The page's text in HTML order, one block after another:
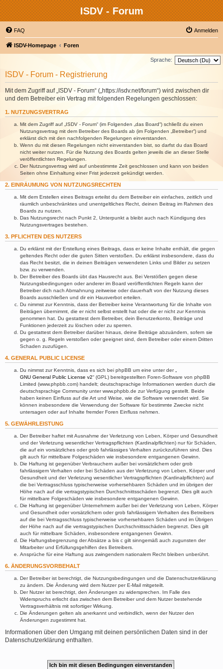
ISDV - Forum
FAQ Anmelden
ISDV-Homepage Foren
Sprache:
ISDV - Forum - Registrierung
Mit dem Zugriff auf „ISDV - Forum“ („https://isdv.net/forum“) wird zwischen dir
und dem Betreiber ein Vertrag mit folgenden Regelungen geschlossen:
1. NUTZUNGSVERTRAG
Mit dem Zugriff auf „ISDV - Forum“ (im Folgenden „das Board“) schließt du einen
Nutzungsvertrag mit dem Betreiber des Boards ab (im Folgenden „Betreiber“) und
erklärst dich mit den nachfolgenden Regelungen einverstanden.
Wenn du mit diesen Regelungen nicht einverstanden bist, so darfst du das Board
nicht weiter nutzen. Für die Nutzung des Boards gelten jeweils die an dieser Stelle
veröffentlichten Regelungen.
Der Nutzungsvertrag wird auf unbestimmte Zeit geschlossen und kann von beiden
Seiten ohne Einhaltung einer Frist jederzeit gekündigt werden.
2. EINRÄUMUNG VON NUTZUNGSRECHTEN
Mit dem Erstellen eines Beitrags erteilst du dem Betreiber ein einfaches, zeitlich und
räumlich unbeschränktes und unentgeltliches Recht, deinen Beitrag im Rahmen des
Boards zu nutzen.
Das Nutzungsrecht nach Punkt 2, Unterpunkt a bleibt auch nach Kündigung des
Nutzungsvertrages bestehen.
3. PFLICHTEN DES NUTZERS
Du erklärst mit der Erstellung eines Beitrags, dass er keine Inhalte enthält, die gegen
geltendes Recht oder die guten Sitten verstoßen. Du erklärst insbesondere, dass du
das Recht besitzt, die in deinen Beiträgen verwendeten Links und Bilder zu setzen
bzw. zu verwenden.
Der Betreiber des Boards übt das Hausrecht aus. Bei Verstößen gegen diese
Nutzungsbedingungen oder anderer im Board veröffentlichten Regeln kann der
Betreiber dich nach Abmahnung zeitweise oder dauerhaft von der Nutzung dieses
Boards ausschließen und dir ein Hausverbot erteilen.
Du nimmst zur Kenntnis, dass der Betreiber keine Verantwortung für die Inhalte von
Beiträgen übernimmt, die er nicht selbst erstellt hat oder die er nicht zur Kenntnis
genommen hat. Du gestattest dem Betreiber, dein Benutzerkonto, Beiträge und
Funktionen jederzeit zu löschen oder zu sperren.
Du gestattest dem Betreiber darüber hinaus, deine Beiträge abzuändern, sofern sie
gegen o. g. Regeln verstoßen oder geeignet sind, dem Betreiber oder einem Dritten
Schaden zuzufügen.
4. GENERAL PUBLIC LICENSE
Du nimmst zur Kenntnis, dass es sich bei phpBB um eine unter der „
GNU General Public License v2“ (GPL) bereitgestellten Foren-Software von phpBB
Limited (www.phpbb.com) handelt; deutschsprachige Informationen werden durch die
deutschsprachige Community unter www.phpbb.de zur Verfügung gestellt. Beide
haben keinen Einfluss auf die Art und Weise, wie die Software verwendet wird. Sie
können insbesondere die Verwendung der Software für bestimmte Zwecke nicht
untersagen oder auf Inhalte fremder Foren Einfluss nehmen.
5. GEWÄHRLEISTUNG
Der Betreiber haftet mit Ausnahme der Verletzung von Leben, Körper und Gesundheit
und der Verletzung wesentlicher Vertragspflichten (Kardinalpflichten) nur für Schäden,
die auf ein vorsätzliches oder grob fahrlässiges Verhalten zurückzuführen sind. Dies
gilt auch für mittelbare Folgeschäden wie insbesondere entgangenen Gewinn.
Die Haftung ist gegenüber Verbrauchern außer bei vorsätzlichem oder grob
fahrlässigem Verhalten oder bei Schäden aus der Verletzung von Leben, Körper und
Gesundheit und der Verletzung wesentlicher Vertragspflichten (Kardinalpflichten) auf
die bei Vertragsschluss typischerweise vorhersehbaren Schäden und im übrigen der
Höhe nach auf die vertragstypischen Durchschnittsschäden begrenzt. Dies gilt auch
für mittelbare Folgeschäden wie insbesondere entgangenen Gewinn.
Die Haftung ist gegenüber Unternehmern außer bei der Verletzung von Leben, Körper
und Gesundheit oder vorsätzlichem oder grob fahrlässigem Verhalten des Betreibers
auf die bei Vertragsschluss typischerweise vorhersehbaren Schäden und im Übrigen
der Höhe nach auf die vertragstypischen Durchschnittsschäden begrenzt. Dies gilt
auch für mittelbare Schäden, insbesondere entgangenen Gewinn.
Die Haftungsbegrenzung der Absätze a bis c gilt sinngemäß auch zugunsten der
Mitarbeiter und Erfüllungsgehilfen des Betreibers.
Ansprüche für eine Haftung aus zwingendem nationalem Recht bleiben unberührt.
6. ÄNDERUNGSVORBEHALT
Der Betreiber ist berechtigt, die Nutzungsbedingungen und die Datenschutzerklärung
zu ändern. Die Änderung wird dem Nutzer per E-Mail mitgeteilt.
Der Nutzer ist berechtigt, den Änderungen zu widersprechen. Im Falle des
Widerspruchs erlischt das zwischen dem Betreiber und dem Nutzer bestehende
Vertragsverhältnis mit sofortiger Wirkung.
Die Änderungen gelten als anerkannt und verbindlich, wenn der Nutzer den
Änderungen zugestimmt hat.
Informationen über den Umgang mit deinen persönlichen Daten sind in der
Datenschutzerklärung enthalten.